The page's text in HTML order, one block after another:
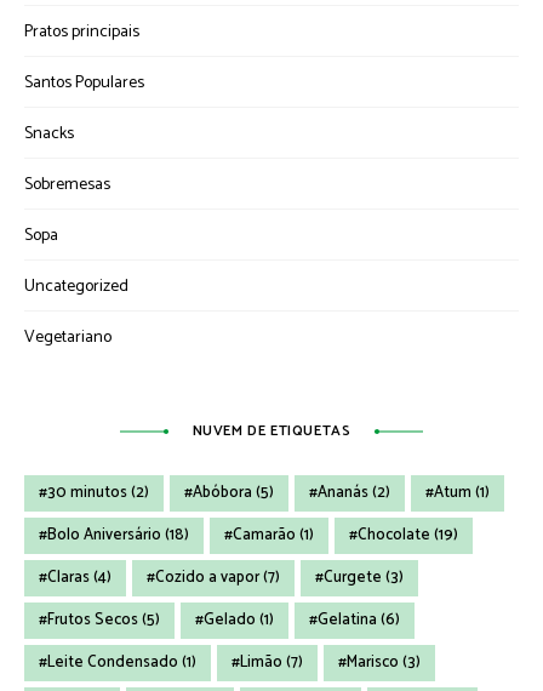
Pratos principais
Santos Populares
Snacks
Sobremesas
Sopa
Uncategorized
Vegetariano
NUVEM DE ETIQUETAS
30 minutos(2) Abóbora(5) Ananás(2) Atum(1)
Bolo Aniversário(18) Camarão(1) Chocolate(19)
Claras(4) Cozido a vapor(7) Curgete(3)
Frutos Secos(5) Gelado(1) Gelatina(6)
Leite Condensado(1) Limão(7) Marisco(3)